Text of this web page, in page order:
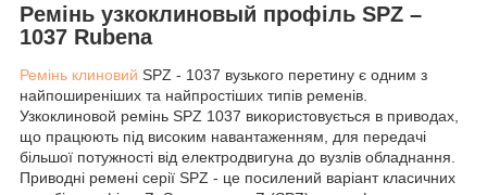
Ремінь узкоклиновый профіль SPZ –
1037 Rubena
Ремінь клиновий SPZ - 1037 вузького перетину є одним з
найпоширеніших та найпростіших типів ременів.
Узкоклиновой ремінь SPZ 1037 використовується в приводах,
що працюють під високим навантаженням, для передачі
більшої потужності від електродвигуна до вузлів обладнання.
Приводні ремені серії SPZ - це посилений варіант класичних